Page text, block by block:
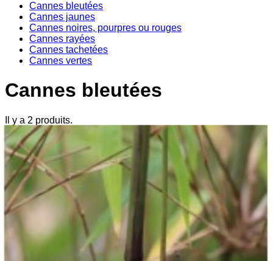
Cannes bleutées
Cannes jaunes
Cannes noires, pourpres ou rouges
Cannes rayées
Cannes tachetées
Cannes vertes
Cannes bleutées
Il y a 2 produits.
Trier par :
Pertinence
Meilleures ventes Pertinence Nom, A à ZNom, Z à A
Prix,
croissantPrix, décroissantRéférence, A à Z Référence, Z à A